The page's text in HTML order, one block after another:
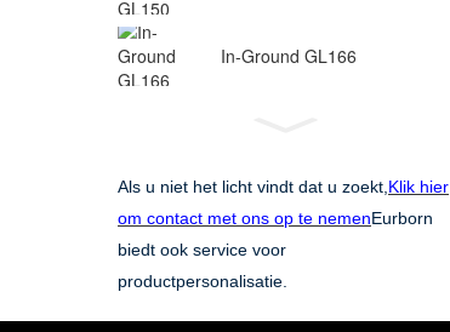
In-Ground GL166
Als u niet het licht vindt dat u zoekt,Klik hier
om contact met ons op te nemenEurborn
biedt ook service voor
productpersonalisatie.